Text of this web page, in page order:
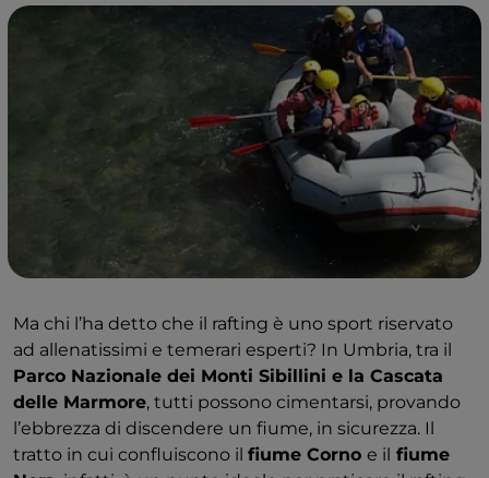
Ma chi l’ha detto che il rafting è uno sport riservato
ad allenatissimi e temerari esperti? In Umbria, tra il
Parco Nazionale dei Monti Sibillini e la Cascata
delle Marmore, tutti possono cimentarsi, provando
l’ebbrezza di discendere un fiume, in sicurezza. Il
tratto in cui confluiscono il fiume Corno e il fiume